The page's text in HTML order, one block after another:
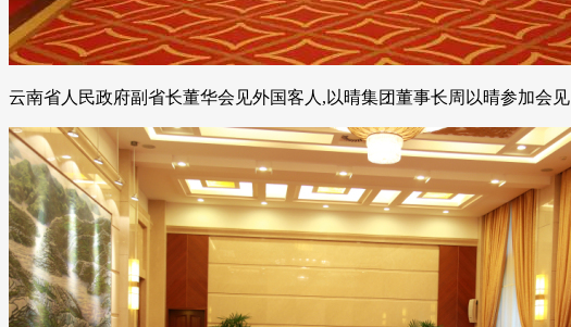
云南省人民政府副省长董华会见外国客人,以晴集团董事长周以晴参加会见